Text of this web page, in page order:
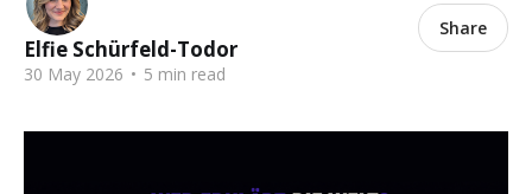
Elfie Schürfeld-Todor
30 May 2026 • 5 min read
Share